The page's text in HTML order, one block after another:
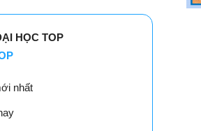
HỌC TOP
nhất